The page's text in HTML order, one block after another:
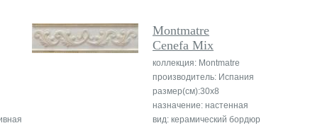
Montmatre
Cenefa Mix
коллекция: Montmatre
производитель: Испания
размер(см):30x8
назначение: настенная
вид: керамический бордюр